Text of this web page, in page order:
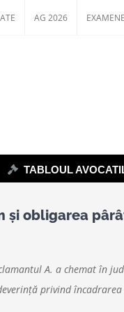
AG 2026
TABLOUL
şi obligarea
A. a chemat în
privind